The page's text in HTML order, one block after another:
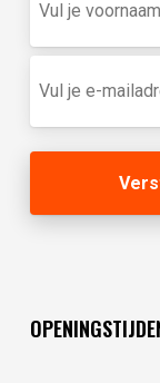
je
in
(optioneel)
mailadres